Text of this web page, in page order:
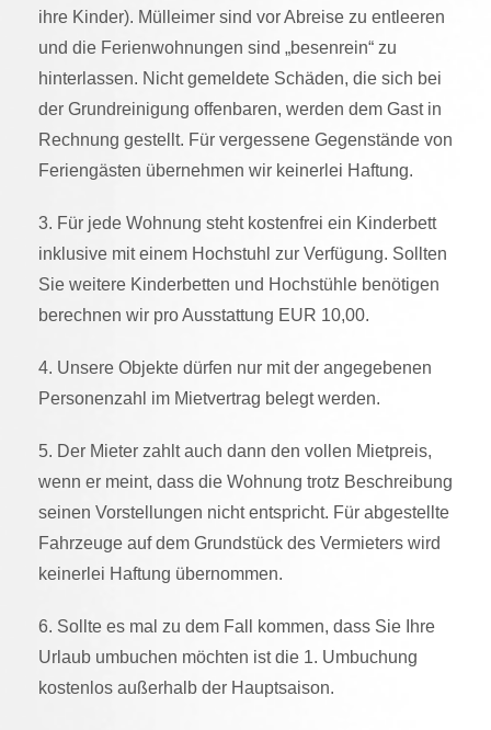
ihre Kinder). Mülleimer sind vor Abreise zu entleeren
und die Ferienwohnungen sind „besenrein“ zu
hinterlassen. Nicht gemeldete Schäden, die sich bei
der Grundreinigung offenbaren, werden dem Gast in
Rechnung gestellt. Für vergessene Gegenstände von
Feriengästen übernehmen wir keinerlei Haftung.
3. Für jede Wohnung steht kostenfrei ein Kinderbett
inklusive mit einem Hochstuhl zur Verfügung. Sollten
Sie weitere Kinderbetten und Hochstühle benötigen
berechnen wir pro Ausstattung EUR 10,00.
4. Unsere Objekte dürfen nur mit der angegebenen
Personenzahl im Mietvertrag belegt werden.
5. Der Mieter zahlt auch dann den vollen Mietpreis,
wenn er meint, dass die Wohnung trotz Beschreibung
seinen Vorstellungen nicht entspricht. Für abgestellte
Fahrzeuge auf dem Grundstück des Vermieters wird
keinerlei Haftung übernommen.
6. Sollte es mal zu dem Fall kommen, dass Sie Ihre
Urlaub umbuchen möchten ist die 1. Umbuchung
kostenlos außerhalb der Hauptsaison.